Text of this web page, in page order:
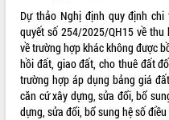
Dự thảo Nghị định quy định
quyết số 254/2025/QH15 về
về trường hợp khác không được
hồi đất, giao đất, cho thuê đất
trường hợp áp dụng bảng giá
căn cứ xây dựng, sửa đổi, bổ
dựng, sửa đổi, bổ sung hệ số